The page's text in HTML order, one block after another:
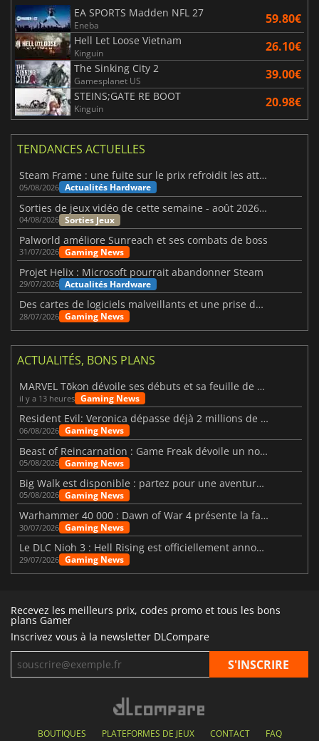
EA SPORTS Madden NFL 27
Eneba 59.80€
Hell Let Loose Vietnam
Kinguin 26.10€
The Sinking City 2
Gamesplanet US 39.00€
STEINS;GATE RE BOOT
Kinguin 20.98€
TENDANCES ACTUELLES
Steam Frame : une fuite sur le prix refroidit les attentes VR
05/08/2026 Actualités Hardware
Sorties de jeux vidéo de cette semaine - août 2026 (semaine 32)
04/08/2026 Sorties Jeux
Palworld améliore Sunreach et ses combats de boss
31/07/2026 Gaming News
Projet Helix : Microsoft pourrait abandonner Steam
29/07/2026 Actualités Hardware
Des cartes de logiciels malveillants et une prise de contrôle de Discord ont touché Meccha Chameleon
28/07/2026 Gaming News
ACTUALITÉS, BONS PLANS
MARVEL Tōkon dévoile ses débuts et sa feuille de route
il y a 13 heures Gaming News
Resident Evil: Veronica dépasse déjà 2 millions de wishlists
06/08/2026 Gaming News
Beast of Reincarnation : Game Freak dévoile un nouveau pari
05/08/2026 Gaming News
Big Walk est disponible : partez pour une aventure entre amis
05/08/2026 Gaming News
Warhammer 40 000 : Dawn of War 4 présente la faction des Nécrons
30/07/2026 Gaming News
Le DLC Nioh 3 : Hell Rising est officiellement annoncé
29/07/2026 Gaming News
Recevez les meilleurs prix, codes promo et tous les bons
plans Gamer
Inscrivez vous à la newsletter DLCompare
BOUTIQUES PLATEFORMES DE JEUX CONTACT FAQ